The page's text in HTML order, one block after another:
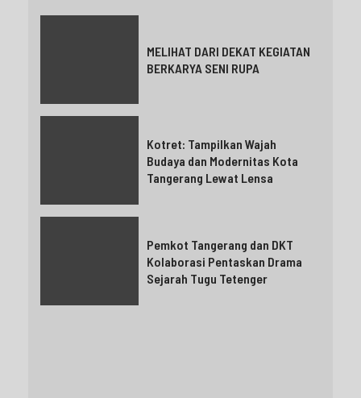
MELIHAT DARI DEKAT KEGIATAN
BERKARYA SENI RUPA
Kotret: Tampilkan Wajah
Budaya dan Modernitas Kota
Tangerang Lewat Lensa
Pemkot Tangerang dan DKT
Kolaborasi Pentaskan Drama
Sejarah Tugu Tetenger